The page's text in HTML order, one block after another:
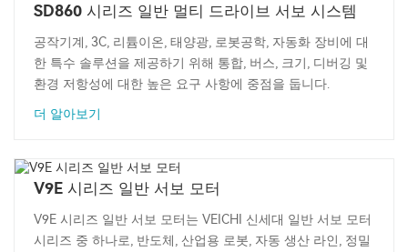
SD860 시리즈 일반 멀티 드라이브 서보 시스템
공작기계, 3C, 리튬이온, 태양광, 로봇공학, 자동화 장비에 대
한 특수 솔루션을 제공하기 위해 통합, 버스, 크기, 디버깅 및
환경 저항성에 대한 높은 요구 사항에 중점을 둡니다.
더 알아보기
V9E 시리즈 일반 서보 모터
V9E 시리즈 일반 서보 모터는 VEICHI 신세대 일반 서보 모터
시리즈 중 하나로, 반도체, 산업용 로봇, 자동 생산 라인, 정밀